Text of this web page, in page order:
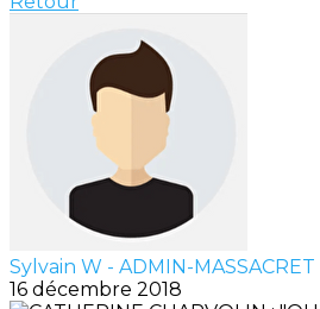
Sylvain W - ADMIN-MASSACRET
16 décembre 2018